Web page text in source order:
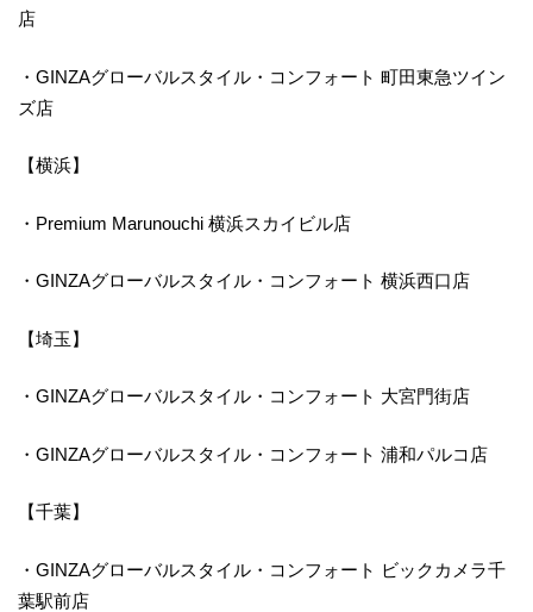
店
・GINZAグローバルスタイル・コンフォート 町田東急ツイン
ズ店
【横浜】
・Premium Marunouchi 横浜スカイビル店
・GINZAグローバルスタイル・コンフォート 横浜西口店
【埼玉】
・GINZAグローバルスタイル・コンフォート 大宮門街店
・GINZAグローバルスタイル・コンフォート 浦和パルコ店
【千葉】
・GINZAグローバルスタイル・コンフォート ビックカメラ千
葉駅前店